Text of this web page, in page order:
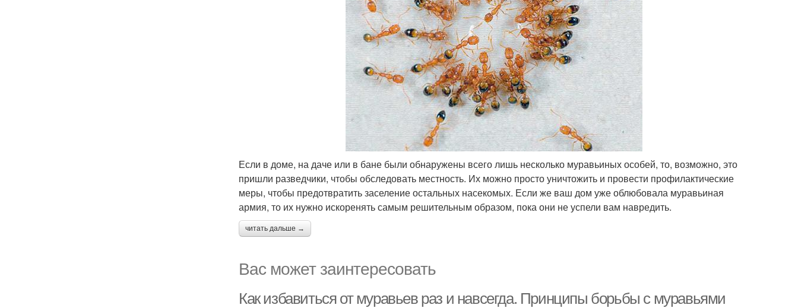
Если в доме, на даче или в бане были обнаружены всего лишь несколько муравьиных особей, то, возможно, это
пришли разведчики, чтобы обследовать местность. Их можно просто уничтожить и провести профилактические
меры, чтобы предотвратить заселение остальных насекомых. Если же ваш дом уже облюбовала муравьиная
армия, то их нужно искоренять самым решительным образом, пока они не успели вам навредить.
читать дальше →
Вас может заинтересовать
Как избавиться от муравьев раз и навсегда. Принципы борьбы с муравьями